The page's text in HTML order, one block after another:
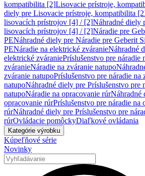
kompatibilita [2]Lisovacie prístroje,
diely pre Lisovacie prístroje, kompatibilita
lisovacích prístrojov [4] / [2]Náhradné diely
lisovacích prístrojov [4] / [2]Náradie pre
PENáhradné diely pre Náradie pre Geberit
PENáradie na elektrické zváranieNáhradné
elektrické zváraniePríslušenstvo pre náradie
zváranieNáradie na zváranie natupo
zváranie natupoPríslušenstvo pre náradie na
natupoNáhradné diely pre Príslušenstvo pre
natupoNáradie na opracovanie rúrNáhradné
opracovanie rúrPríslušenstvo pre náradie na
rúrNáhradné diely pre Príslušenstvo pre
rúrOvládacie pomôckyDiaľkové ovládania
Kategórie výrobku
Kúpeľňové série
Novinky